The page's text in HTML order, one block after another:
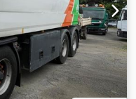
T με έμβολο
BPW, ταμπούρα
σε τεχνολογία,
τον εξοπλισμό δίνονται
ενδιάμεση πώληση και